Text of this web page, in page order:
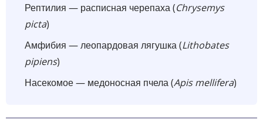
Рептилия — расписная черепаха (Chrysemys
picta)
Амфибия — леопардовая лягушка (Lithobates
pipiens)
Насекомое — медоносная пчела (Apis mellifera)